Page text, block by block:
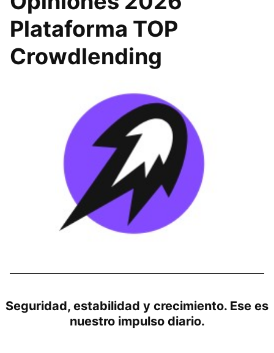
Plataforma TOP
Crowdlending
Seguridad, estabilidad y crecimiento. Ese es
nuestro impulso diario.